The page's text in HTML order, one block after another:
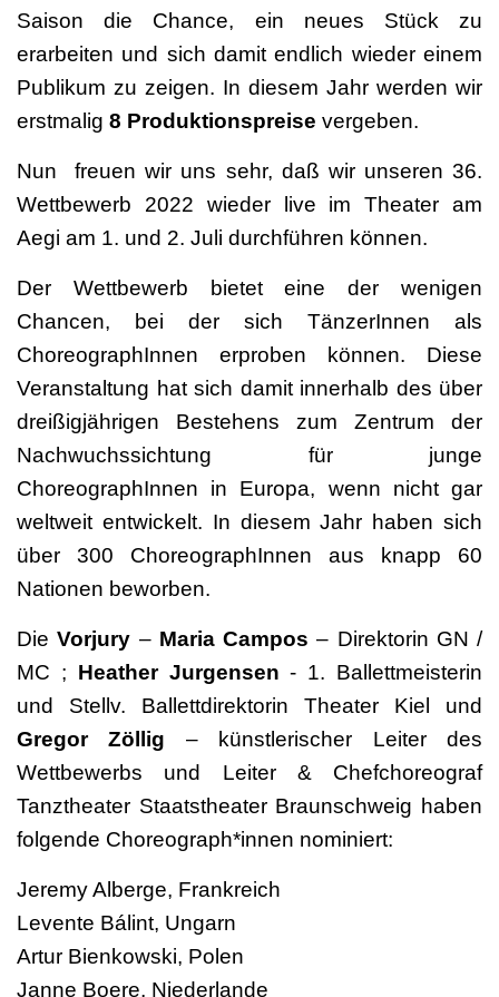
Saison die Chance, ein neues Stück zu
erarbeiten und sich damit endlich wieder einem
Publikum zu zeigen. In diesem Jahr werden wir
erstmalig 8 Produktionspreise vergeben.
Nun freuen wir uns sehr, daß wir unseren 36.
Wettbewerb 2022 wieder live im Theater am
Aegi am 1. und 2. Juli durchführen können.
Der Wettbewerb bietet eine der wenigen
Chancen, bei der sich TänzerInnen als
ChoreographInnen erproben können. Diese
Veranstaltung hat sich damit innerhalb des über
dreißigjährigen Bestehens zum Zentrum der
Nachwuchssichtung für junge
ChoreographInnen in Europa, wenn nicht gar
weltweit entwickelt. In diesem Jahr haben sich
über 300 ChoreographInnen aus knapp 60
Nationen beworben.
DieVorjury – Maria Campos – Direktorin GN /
MC ; Heather Jurgensen - 1. Ballettmeisterin
und Stellv. Ballettdirektorin Theater Kiel und
Gregor Zöllig – künstlerischer Leiter des
Wettbewerbs und Leiter & Chefchoreograf
Tanztheater Staatstheater Braunschweig haben
folgende Choreograph*innen nominiert:
Jeremy Alberge, Frankreich
Levente Bálint, Ungarn
Artur Bienkowski, Polen
Janne Boere, Niederlande